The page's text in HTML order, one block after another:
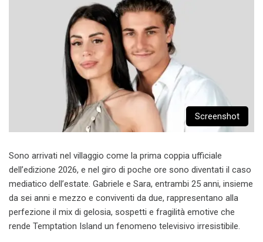
Screenshot
Sono arrivati nel villaggio come la prima coppia ufficiale
dell’edizione 2026, e nel giro di poche ore sono diventati il caso
mediatico dell’estate. Gabriele e Sara, entrambi 25 anni, insieme
da sei anni e mezzo e conviventi da due, rappresentano alla
perfezione il mix di gelosia, sospetti e fragilità emotive che
rende Temptation Island un fenomeno televisivo irresistibile.